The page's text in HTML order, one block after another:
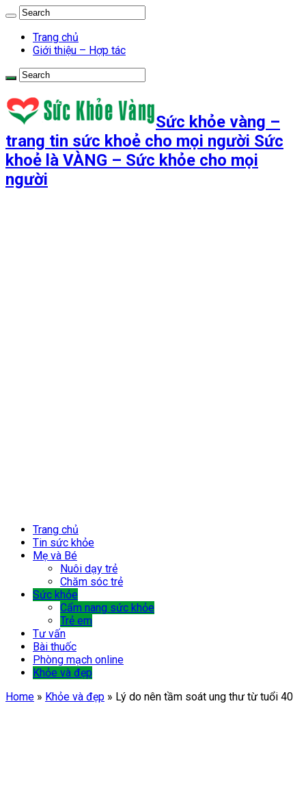
Trang chủ
Giới thiệu – Hợp tác
Sức khỏe vàng –
trang tin sức khoẻ cho mọi người Sức
khoẻ là VÀNG – Sức khỏe cho mọi
người
Trang chủ
Tin sức khỏe
Mẹ và Bé
Nuôi dạy trẻ
Chăm sóc trẻ
Sức khỏe
Cẩm nang sức khỏe
Trẻ em
Tư vấn
Bài thuốc
Phòng mạch online
Khỏe và đẹp
Home » Khỏe và đẹp » Lý do nên tầm soát ung thư từ tuổi 40